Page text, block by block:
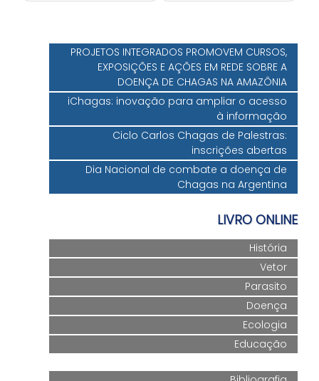
PROJETOS INTEGRADOS PROMOVEM CURSOS,
EXPOSIÇÕES E AÇÕES EM REDE SOBRE A
DOENÇA DE CHAGAS NA AMAZÔNIA
iChagas: inovação para ampliar o acesso
à informação
Ciclo Carlos Chagas de Palestras:
inscrições abertas
Dia Nacional de combate a doença de
Chagas na Argentina
LIVRO ONLINE
História
Vetor
Parasito
Doença
Ecologia
Educação